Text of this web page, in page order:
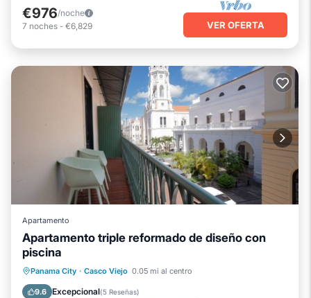
€976/noche
7 noches - €6,829 VER OFERTA
Apartamento
Apartamento triple reformado de diseño con
piscina
Panama City · Casco Viejo 0.05 mi al centro
9.6 Excepcional(5 Reseñas)
Chimenea/Calefacción
Piscina
Balcón/Terraza